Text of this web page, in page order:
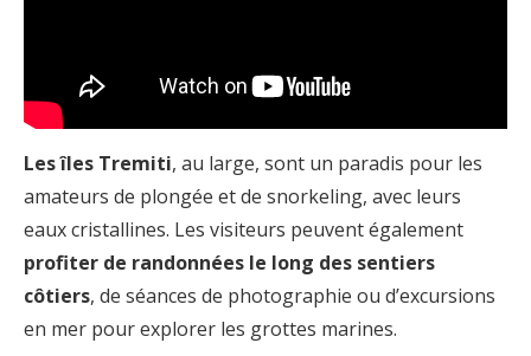
Les îles Tremiti, au large, sont un paradis pour les
amateurs de plongée et de snorkeling, avec leurs
eaux cristallines. Les visiteurs peuvent également
profiter de randonnées le long des sentiers
côtiers, de séances de photographie ou d’excursions
en mer pour explorer les grottes marines.